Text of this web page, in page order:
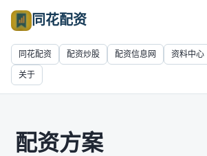
同花配资
同花配资 配资炒股 配资信息网 资料中心
关于
配资方案